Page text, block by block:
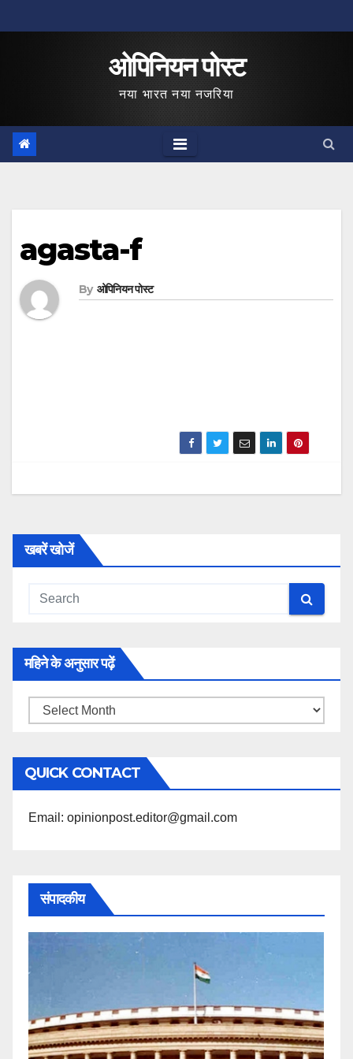
to
ओपिनियन पोस्ट
नया भारत नया नजरिया
agasta-f
By ओपिनियन पोस्ट
खबरें खोजें
महिने के अनुसार पढ़ें
महिने
अनुसार
पढ़ें
QUICK CONTACT
Email: opinionpost.editor@gmail.com
संपादकीय